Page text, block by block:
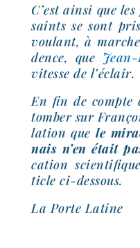
C’est ain­si que
saints se sont
vou­lant, à
dence, que
vitesse de l’éclair.
En fin de compte
tom­ber sur
la­tion quele
nais n’en était
ca­tion
ticle ci-dessous.
La Porte Latine